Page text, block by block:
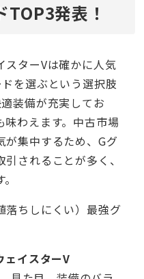
発表！
スターVは確かに人気
を選ぶという選択肢
装備が充実してお
味わえます。中古市場
が集中するため、Gグ
されることが多く、
落ちしにくい）最強グ
ェイスターV